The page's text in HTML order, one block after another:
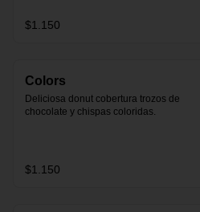
$1.150
Colors
Deliciosa donut cobertura trozos de
chocolate y chispas coloridas.
$1.150